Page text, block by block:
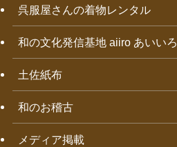
呉服屋さんの着物レンタル
和の文化発信基地 aiiro あいいろ
土佐紙布
和のお稽古
メディア掲載